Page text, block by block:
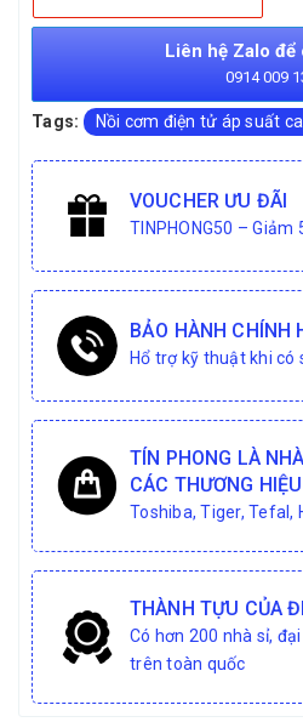
Liên hệ Zalo để
0914 009
Tags: Nồi cơm điện tử áp suất
VOUCHER ƯU ĐÃI
TINPHONG50 –
BẢO HÀNH CHÍNH
Hổ trợ kỹ thuật khi có
TÍN PHONG LÀ
CÁC THƯƠNG
Toshiba, Tiger, Tefal,
THÀNH TỰU CỦA
Có hơn 200 nhà sỉ,
trên toàn quốc